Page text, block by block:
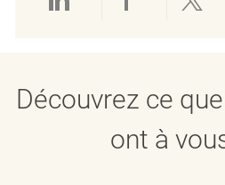
Partager viaPartager
Découvrez ce
ont à